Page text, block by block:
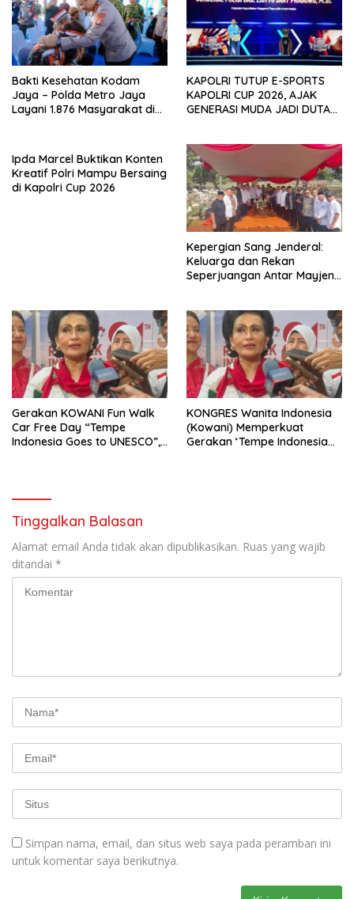
Bakti Kesehatan Kodam
Jaya – Polda Metro Jaya
Layani 1.876 Masyarakat di
KAPOLRI TUTUP E-SPORTS
KAPOLRI CUP 2026, AJAK
GENERASI MUDA JADI DUTA
Ipda Marcel Buktikan Konten
Kreatif Polri Mampu Bersaing
di Kapolri Cup 2026
Kepergian Sang Jenderal:
Keluarga dan Rekan
Seperjuangan Antar Mayjen
Terakhir
Gerakan KOWANI Fun Walk
Car Free Day “Tempe
Indonesia Goes to UNESCO”,
KONGRES Wanita Indonesia
(Kowani) Memperkuat
Gerakan ‘Tempe Indonesia
Tinggalkan Balasan
Alamat email Anda tidak akan dipublikasikan. Ruas yang wajib
ditandai *
Simpan nama, email, dan situs web saya pada peramban ini
untuk komentar saya berikutnya.